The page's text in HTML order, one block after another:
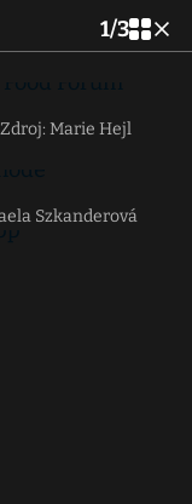
1/3
Zdroj: Marie Hejl
Szkanderová